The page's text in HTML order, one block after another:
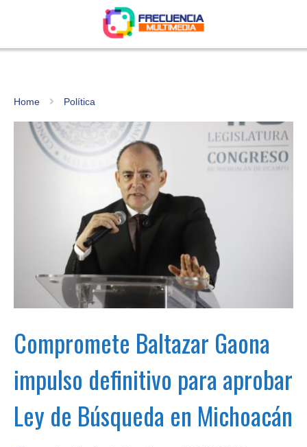
Home Política
Compromete Baltazar Gaona
impulso definitivo para aprobar
Ley de Búsqueda en Michoacán